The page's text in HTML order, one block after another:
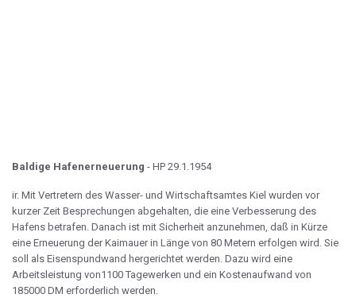
Baldige Hafenerneuerung - HP 29.1.1954
ir. Mit Vertretern des Wasser- und Wirtschaftsamtes Kiel wurden vor
kurzer Zeit Besprechungen abgehalten, die eine Verbesserung des
Hafens betrafen. Danach ist mit Sicherheit anzunehmen, daß in Kürze
eine Erneuerung der Kaimauer in Länge von 80 Metern erfolgen wird. Sie
soll als Eisenspundwand hergerichtet werden. Dazu wird eine
Arbeitsleistung von1100 Tagewerken und ein Kostenaufwand von
185000 DM erforderlich werden.